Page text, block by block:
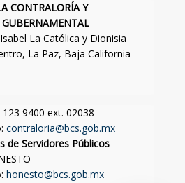
CONTRALORÍA Y
La Católica y Dionisia
La Paz, Baja California
9400 ext. 02038
contraloria@bcs.gob.mx
de Servidores Públicos
honesto@bcs.gob.mx